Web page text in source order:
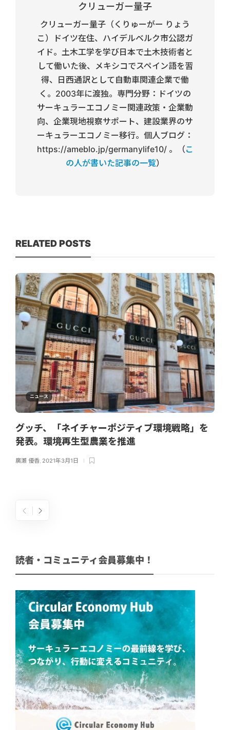
クリューガー量子
クリューガー量子（くりゅーがー りょう
こ）ドイツ在住、ハイデルベルク市公認ガ
イド。土木工学を学び日本で土木技術者と
して働いた後、メキシコでスペイン語を習
得、日西通訳として自動車関連企業で働
く。2003年に渡独。専門分野：ドイツの
サーキュラーエコノミー関連政策・企業動
向、企業現地視察サポート、建設業界のサ
ーキュラーエコノミー移行。個人ブログ：
https://ameblo.jp/germanylife10/ 。（こ
の人が書いた記事の一覧）
RELATED POSTS
ニュース
グッチ、「ネイチャーポジティブ環境戦略」を
発表。環境再生型農業を推進
廣瀬 優香 2021年3月1日
読者・コミュニティ会員募集中！